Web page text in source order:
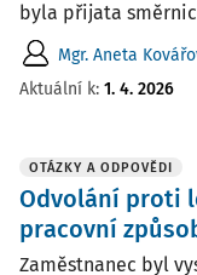
byla přijata
Mgr. Aneta
Aktuální k: 1. 4. 2026
OTÁZKY A ODPOVĚDI
Odvolání proti
pracovní
Zaměstnanec byl